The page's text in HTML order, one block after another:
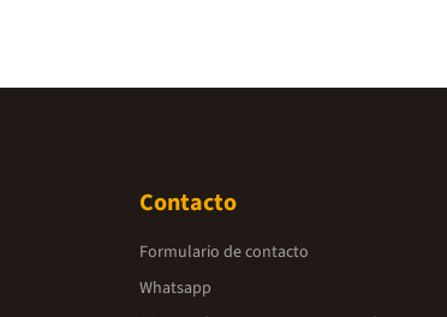
Contacto
Formulario de contacto
Whatsapp